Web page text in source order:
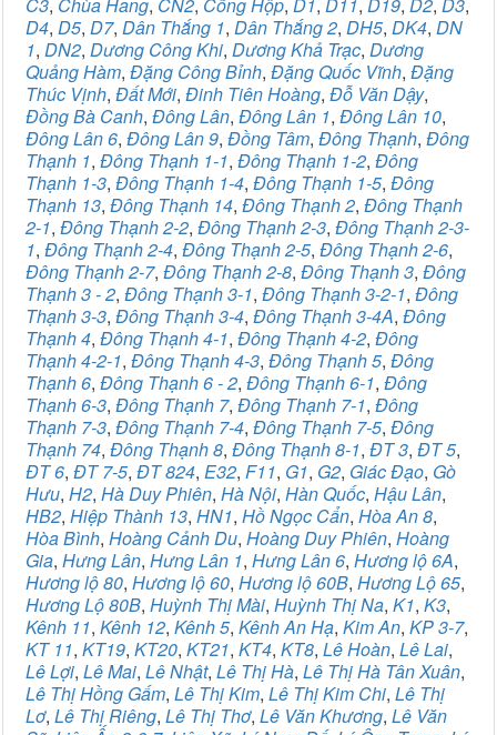
D4, D5, D7, Dân Thắng 1, Dân Thắng 2, DH5, DK4, DN
1, DN2, Dương Công Khi, Dương Khả Trạc, Dương
Quảng Hàm, Đặng Công Bỉnh, Đặng Quốc Vĩnh, Đặng
Thúc Vịnh, Đất Mới, Đinh Tiên Hoàng, Đỗ Văn Dậy,
Đồng Bà Canh, Đông Lân, Đông Lân 1, Đông Lân 10,
Đông Lân 6, Đông Lân 9, Đồng Tâm, Đông Thạnh, Đông
Thạnh 1, Đông Thạnh 1-1, Đông Thạnh 1-2, Đông
Thạnh 1-3, Đông Thạnh 1-4, Đông Thạnh 1-5, Đông
Thạnh 13, Đông Thạnh 14, Đông Thạnh 2, Đông Thạnh
2-1, Đông Thạnh 2-2, Đông Thạnh 2-3, Đông Thạnh 2-3-
1, Đông Thạnh 2-4, Đông Thạnh 2-5, Đông Thạnh 2-6,
Đông Thạnh 2-7, Đông Thạnh 2-8, Đông Thạnh 3, Đông
Thạnh 3 - 2, Đông Thạnh 3-1, Đông Thạnh 3-2-1, Đông
Thạnh 3-3, Đông Thạnh 3-4, Đông Thạnh 3-4A, Đông
Thạnh 4, Đông Thạnh 4-1, Đông Thạnh 4-2, Đông
Thạnh 4-2-1, Đông Thạnh 4-3, Đông Thạnh 5, Đông
Thạnh 6, Đông Thạnh 6 - 2, Đông Thạnh 6-1, Đông
Thạnh 6-3, Đông Thạnh 7, Đông Thạnh 7-1, Đông
Thạnh 7-3, Đông Thạnh 7-4, Đông Thạnh 7-5, Đông
Thạnh 74, Đông Thạnh 8, Đông Thạnh 8-1, ĐT 3, ĐT 5,
ĐT 6, ĐT 7-5, ĐT 824, E32, F11, G1, G2, Giác Đạo, Gò
Hưu, H2, Hà Duy Phiên, Hà Nội, Hàn Quốc, Hậu Lân,
HB2, Hiệp Thành 13, HN1, Hồ Ngọc Cẩn, Hòa An 8,
Hòa Bình, Hoàng Cảnh Du, Hoàng Duy Phiên, Hoàng
Gia, Hưng Lân, Hưng Lân 1, Hưng Lân 6, Hương lộ 6A,
Hương lộ 80, Hương lộ 60, Hương lộ 60B, Hương Lộ 65,
Hương Lộ 80B, Huỳnh Thị Mài, Huỳnh Thị Na, K1, K3,
Kênh 11, Kênh 12, Kênh 5, Kênh An Hạ, Kim An, KP 3-7,
KT 11, KT19, KT20, KT21, KT4, KT8, Lê Hoàn, Lê Lai,
Lê Lợi, Lê Mai, Lê Nhật, Lê Thị Hà, Lê Thị Hà Tân Xuân,
Lê Thị Hồng Gấm, Lê Thị Kim, Lê Thị Kim Chi, Lê Thị
Lơ, Lê Thị Riêng, Lê Thị Thơ, Lê Văn Khương, Lê Văn